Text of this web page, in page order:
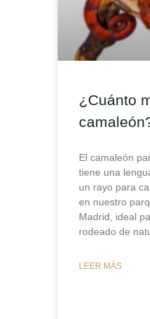
¿Cuánto
El camaleón
tiene una
un rayo para
en nuestro
Madrid, ideal
rodeado de
LEER MÁS